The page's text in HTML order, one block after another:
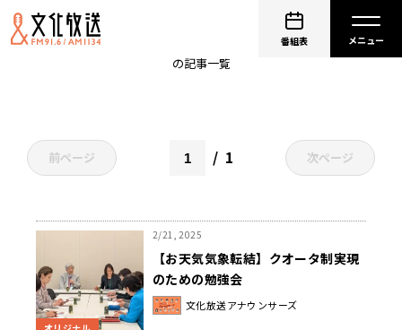
番組表
の記事一覧
前ページ 1 次ページ
2/21, 2025
【お天気気象転結】クオータ制実現
のための勉強会
文化放送アナウンサーズ